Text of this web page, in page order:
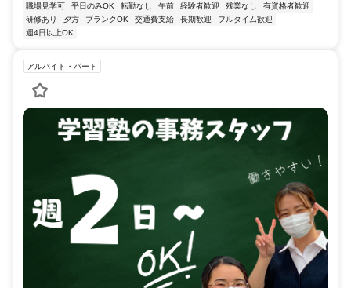
職場見学可
平日のみOK 転勤なし 午前 経験者歓迎 残業なし
有資格者歓迎
研修あり
夕方 ブランクOK 交通費支給 長期歓迎
フルタイム歓迎
週4日以上OK
アルバイト・パート